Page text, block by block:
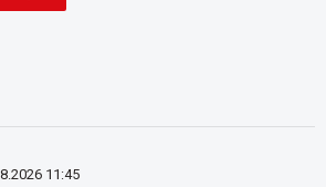
11:45